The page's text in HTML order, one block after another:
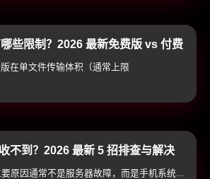
些限制？2026 最新免费版 vs 付费
与避坑指南
在单文件传输体积（通常上限
不到？2026 最新 5 招排查与解决
）
原因通常不是服务器故障，而是手机系统...